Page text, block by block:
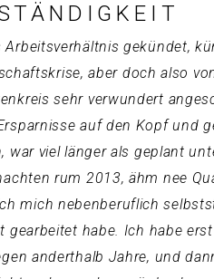
gekündet,
aber doch also
sehr verwundert
auf den Kopf und
viel länger als geplant
rum 2013, ähm nee
mich nebenberuflich
habe. Ich habe
anderthalb Jahre, und